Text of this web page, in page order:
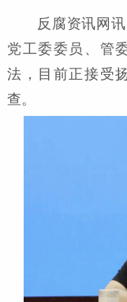
反腐资讯网
党工委委员、管
法，目前正接受
查。